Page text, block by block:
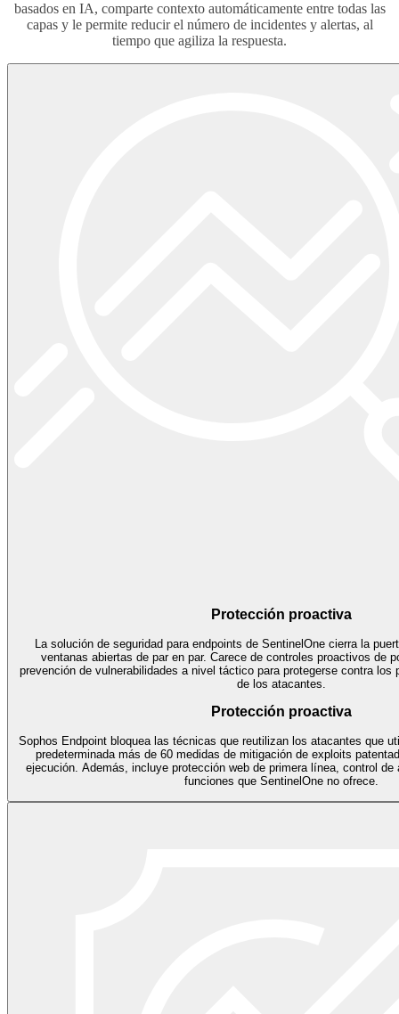
basados en IA, comparte contexto automáticamente entre todas las
capas y le permite reducir el número de incidentes y alertas, al
tiempo que agiliza la respuesta.
Protección proactiva
La solución de seguridad para endpoints de SentinelOne cierra la
ventanas abiertas de par en par. Carece de controles proactivos de
prevención de vulnerabilidades a nivel táctico para protegerse contra los
de los atacantes.
Protección proactiva
Sophos Endpoint bloquea las técnicas que reutilizan los atacantes que
predeterminada más de 60 medidas de mitigación de exploits
ejecución. Además, incluye protección web de primera línea, control
funciones que SentinelOne no ofrece.